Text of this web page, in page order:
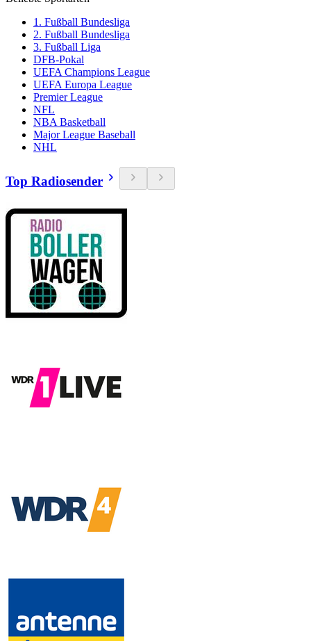
1. Fußball Bundesliga
2. Fußball Bundesliga
3. Fußball Liga
DFB-Pokal
UEFA Champions League
UEFA Europa League
Premier League
NFL
NBA Basketball
Major League Baseball
NHL
Top Radiosender